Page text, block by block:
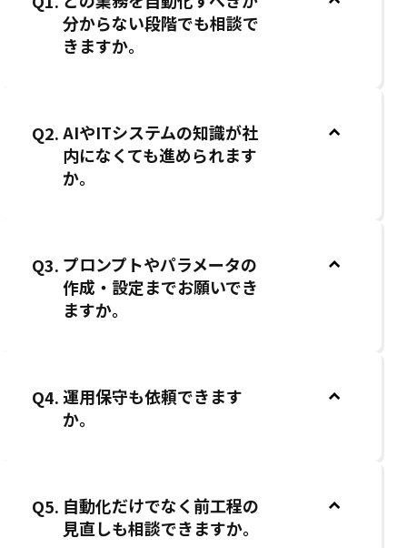
分からない段階でも相談で
きますか。
Q2.AIやITシステムの知識が社
内になくても進められます
か。
Q3. プロンプトやパラメータの
作成・設定までお願いでき
ますか。
Q4. 運用保守も依頼できます
か。
Q5. 自動化だけでなく前工程の
見直しも相談できますか。